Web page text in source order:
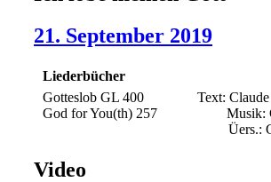
21. September 2019
Liederbücher
Gotteslob GL 400
God for You(th) 257
Text:
Musik:
Üers.:
Video